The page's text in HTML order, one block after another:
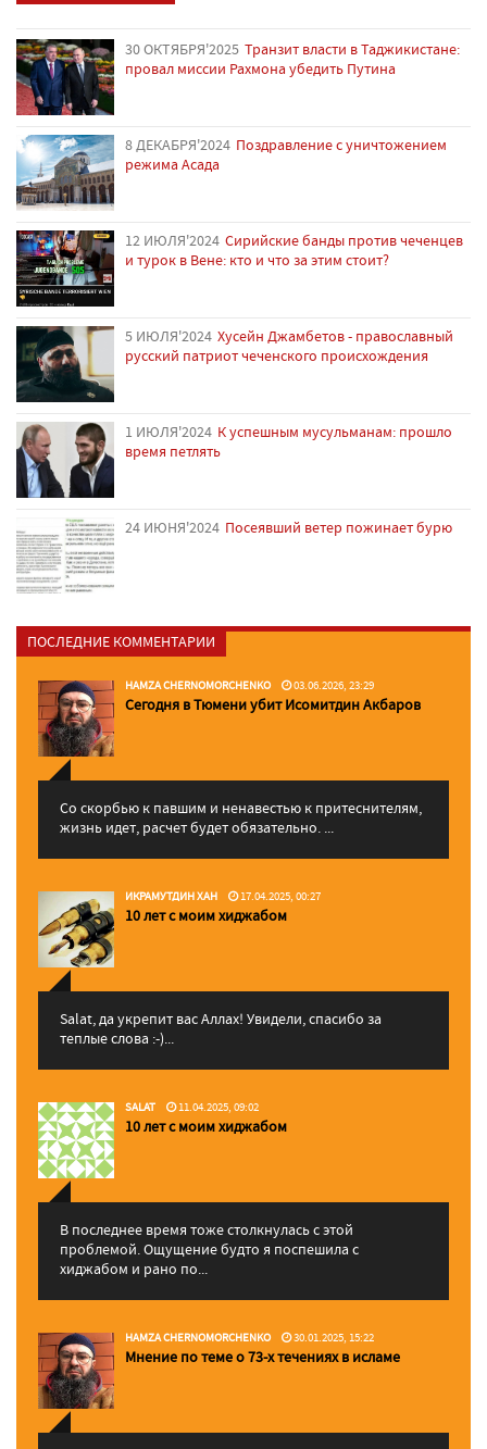
30 ОКТЯБРЯ'2025 Транзит власти в Таджикистане:
провал миссии Рахмона убедить Путина
8 ДЕКАБРЯ'2024 Поздравление с уничтожением
режима Асада
12 ИЮЛЯ'2024 Сирийские банды против чеченцев
и турок в Вене: кто и что за этим стоит?
5 ИЮЛЯ'2024 Хусейн Джамбетов - православный
русский патриот чеченского происхождения
1 ИЮЛЯ'2024 К успешным мусульманам: прошло
время петлять
24 ИЮНЯ'2024 Посеявший ветер пожинает бурю
ПОСЛЕДНИЕ КОММЕНТАРИИ
HAMZA CHERNOMORCHENKO 03.06.2026, 23:29
Сегодня в Тюмени убит Исомитдин Акбаров
Со скорбью к павшим и ненавестью к притеснителям,
жизнь идет, расчет будет обязательно. ...
ИКРАМУТДИН ХАН 17.04.2025, 00:27
10 лет с моим хиджабом
Salat, да укрепит вас Аллаx! Увидели, спасибо за
теплые слова :-)...
SALAT 11.04.2025, 09:02
10 лет с моим хиджабом
В последнее время тоже столкнулась с этой
проблемой. Ощущение будто я поспешила с
хиджабом и рано по...
HAMZA CHERNOMORCHENKO 30.01.2025, 15:22
Мнение по теме о 73-х течениях в исламе